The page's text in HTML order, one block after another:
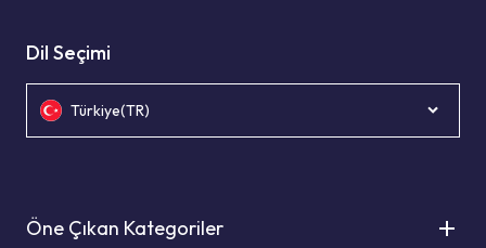
Dil Seçimi
Türkiye(TR)
Öne Çıkan Kategoriler